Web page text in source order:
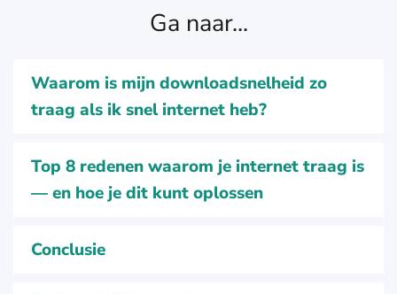
Ga naar...
Waarom is mijn downloadsnelheid zo
traag als ik snel internet heb?
Top 8 redenen waarom je internet traag is
— en hoe je dit kunt oplossen
Conclusie